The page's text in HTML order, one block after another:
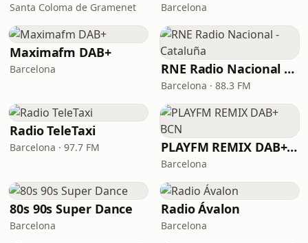
Santa Coloma de Gramenet Barcelona
Maximafm DAB+
Barcelona RNE Radio Nacional - Cataluña
Barcelona · 88.3 FM
Radio TeleTaxi
Barcelona · 97.7 FM PLAYFM REMIX DAB+ BCN
Barcelona
80s 90s Super Dance
Barcelona
Radio Ávalon
Barcelona